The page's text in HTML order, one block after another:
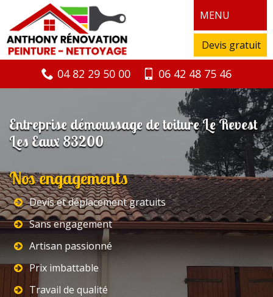
MENU
Devis gratuit
04 82 29 50 00 06 42 48 75 46
Entreprise démoussage de toiture Le Revest
Les Eaux 83200
Nos engagements
Devis et déplacement gratuits
Sans engagement
Artisan passionné
Prix imbattable
Travail de qualité